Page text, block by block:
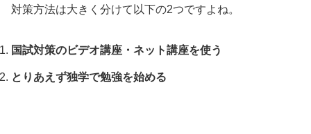
対策方法は大きく分けて以下の2つですよね。
国試対策のビデオ講座・ネット講座を使う
とりあえず独学で勉強を始める